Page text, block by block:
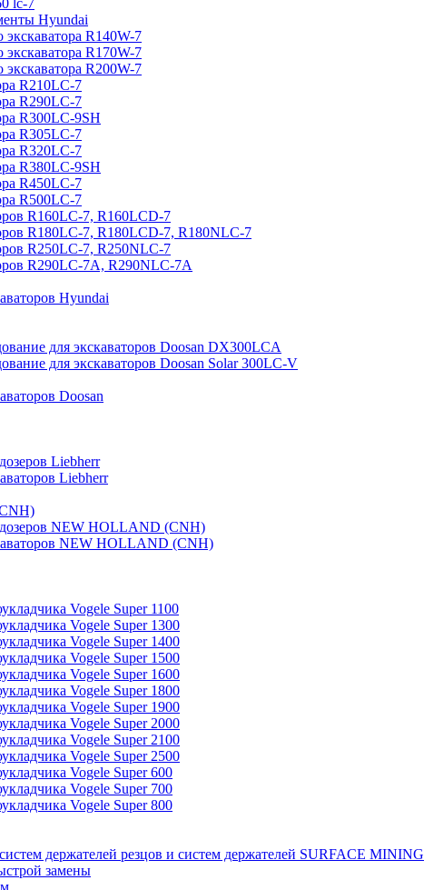
lc-7
Hyundai
R140W-7
R170W-7
R200W-7
R210LC-7
R290LC-7
R300LC-9SH
R305LC-7
R320LC-7
R380LC-9SH
R450LC-7
R500LC-7
R160LC-7, R160LCD-7
R180LC-7, R180LCD-7, R180NLC-7
R250LC-7, R250NLC-7
R290LC-7A, R290NLC-7A
Hyundai
для экскаваторов Doosan DX300LCA
для экскаваторов Doosan Solar 300LC-V
Doosan
Liebherr
Liebherr
NEW HOLLAND (CNH)
NEW HOLLAND (CNH)
Vogele Super 1100
Vogele Super 1300
Vogele Super 1400
Vogele Super 1500
Vogele Super 1600
Vogele Super 1800
Vogele Super 1900
Vogele Super 2000
Vogele Super 2100
Vogele Super 2500
Vogele Super 600
Vogele Super 700
Vogele Super 800
держателей резцов и систем держателей SURFACE MINING
замены